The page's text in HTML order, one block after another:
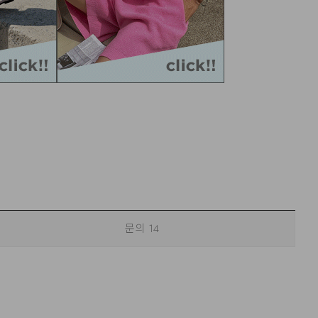
문의 14